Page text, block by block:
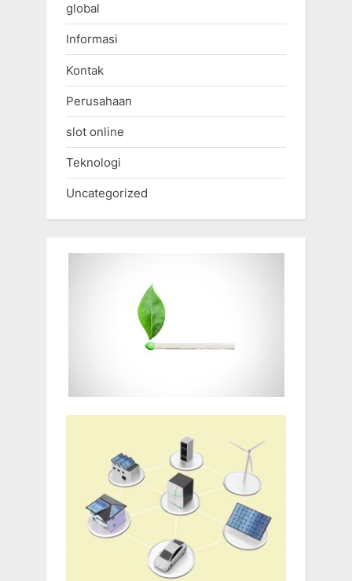
global
Informasi
Kontak
Perusahaan
slot online
Teknologi
Uncategorized